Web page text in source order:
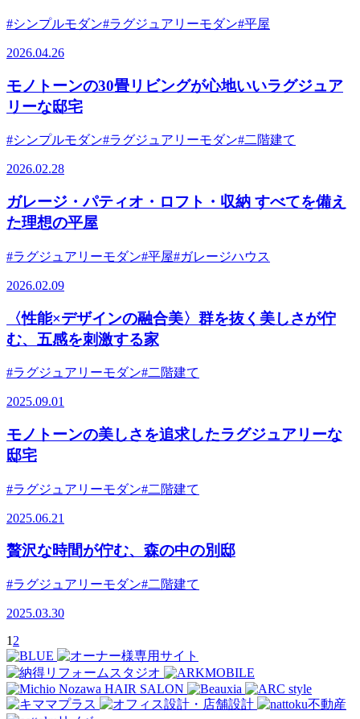
#シンプルモダン#ラグジュアリーモダン#平屋
2026.04.26
モノトーンの30畳リビングが心地いいラグジュア
リーな邸宅
#シンプルモダン#ラグジュアリーモダン#二階建て
2026.02.28
ガレージ・パティオ・ロフト・収納 すべてを備え
た理想の平屋
#ラグジュアリーモダン#平屋#ガレージハウス
2026.02.09
〈性能×デザインの融合美〉群を抜く美しさが佇
む、五感を刺激する家
#ラグジュアリーモダン#二階建て
2025.09.01
モノトーンの美しさを追求したラグジュアリーな
邸宅
#ラグジュアリーモダン#二階建て
2025.06.21
贅沢な時間が佇む、森の中の別邸
#ラグジュアリーモダン#二階建て
2025.03.30
1 2